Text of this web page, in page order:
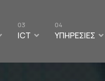
ICT
03
ΥΠΗΡΕΣΙΕΣ
04